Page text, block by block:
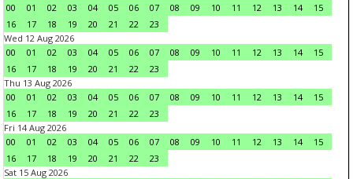
00
01 02 03 04 05 06 07 08 09 10 11 12 13 14
15
16
17 18 19 20 21 22
23
Wed 12 Aug 2026
00
01 02 03 04 05 06 07 08 09 10 11 12 13 14
15
16
17 18 19 20 21 22
23
Thu 13 Aug 2026
00
01 02 03 04 05 06 07 08 09 10 11 12 13 14
15
16
17 18 19 20 21 22
23
Fri 14 Aug 2026
00
01 02 03 04 05 06 07 08 09 10 11 12 13 14
15
16
17 18 19 20 21 22
23
Sat 15 Aug 2026